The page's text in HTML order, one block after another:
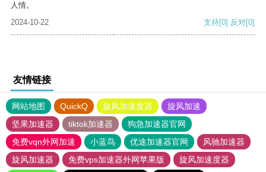
人情。
2024-10-22
支持[0] 反对[0]
友情链接
网站地图 QuickQ 旋风加速度器
旋风加速
坚果加速器
tiktok加速器
狗急加速器官网
免费vqn外网加速
小蓝鸟 优途加速器官网
风驰加速器
旋风加速器
免费vps加速器外网苹果版
旋风加速度器